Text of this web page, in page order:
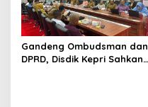
Gandeng Ombudsman dan
DPRD, Disdik Kepri Sahkan